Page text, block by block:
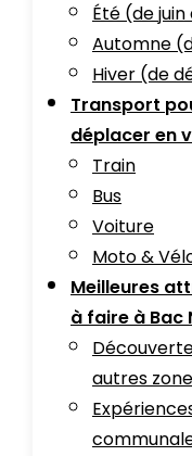
Été (de
Automne
Hiver (de
Transport
déplacer en
Train
Bus
Voiture
Moto &
Meilleures
à faire à Bac
autres